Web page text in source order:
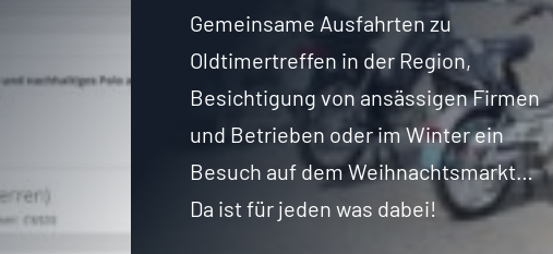
Gemeinsame Ausfahrten zu
Oldtimertreffen in der Region,
Besichtigung von ansässigen Firmen
und Betrieben oder im Winter ein
Besuch auf dem Weihnachtsmarkt…
Da ist für jeden was dabei!